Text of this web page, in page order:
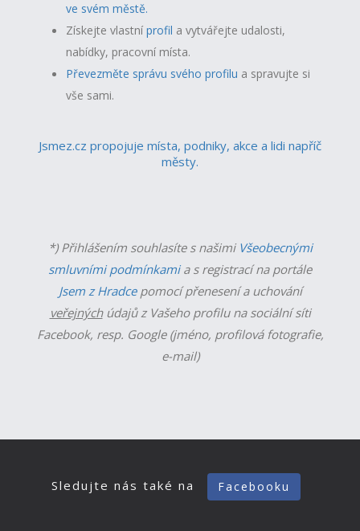
ve svém městě.
Získejte vlastníprofil a vytvářejte udalosti,
nabídky, pracovní místa.
Převezměte správu svého profilu a spravujte si
vše sami.
Jsmez.cz propojuje místa, podniky, akce a lidi napříč
městy.
*) Přihlášením souhlasíte s našimi Všeobecnými
smluvními podmínkamia s registrací na portále
Jsem z Hradcepomocí přenesení a uchování
veřejnýchúdajů z Vašeho profilu na sociální síti
Facebook, resp. Google (jméno, profilová fotografie,
e-mail)
Sledujte nás také na Facebooku